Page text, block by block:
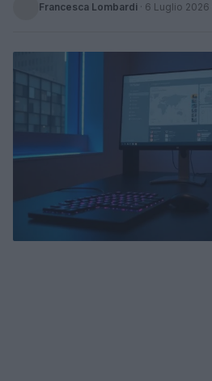
Francesca Lombardi · 6 Luglio 2026